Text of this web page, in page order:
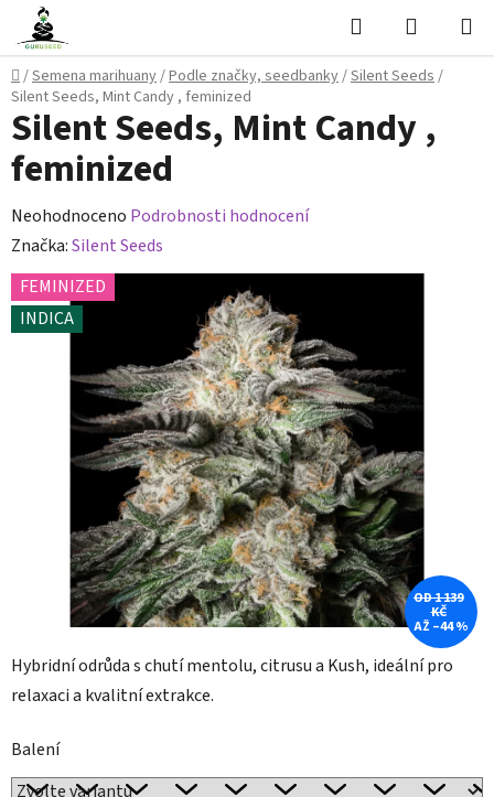
Přejít
obsah
Hledat
KOŠÍK
Domů
/Semena marihuany/Podle značky, seedbanky/Silent Seeds/
Silent Seeds, Mint Candy , feminized
Hybridní odrůda s chutí mentolu, citrusu a Kush, ideální pro
relaxaci a kvalitní extrakce.
Balení
Silent Seeds, Mint Candy ,
feminized
Průměrné
hodnocení
produktu
je
0,0
hvězdiček.
Neohodnoceno Podrobnosti hodnocení
Značka:Silent Seeds
FEMINIZED
INDICA
OD 1 139
KČ
AŽ –44 %